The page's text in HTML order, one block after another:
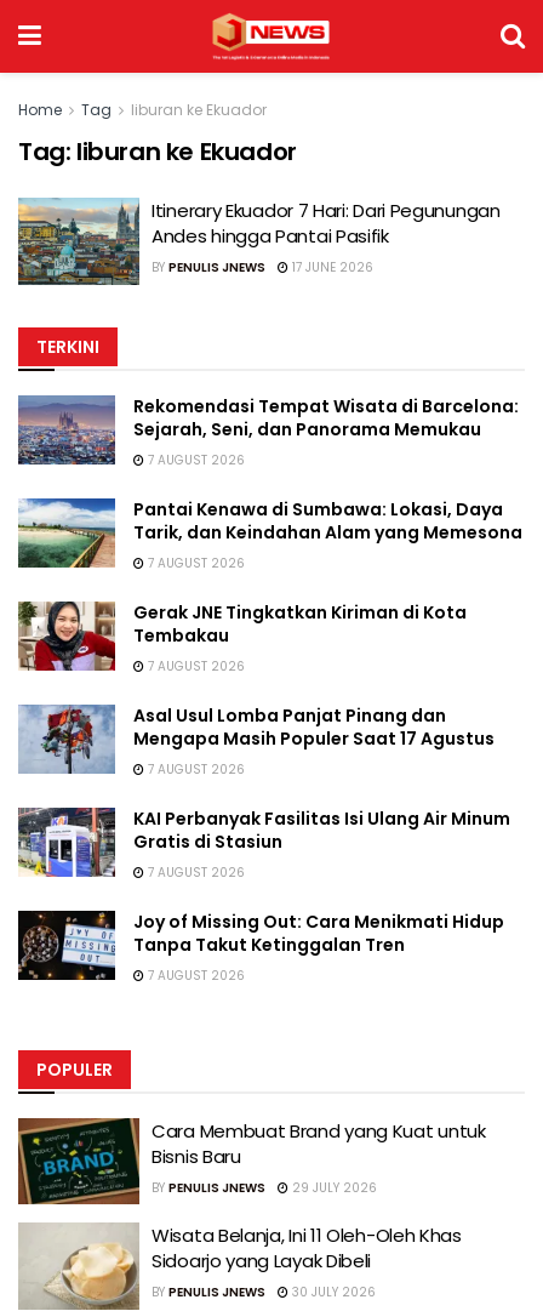
Home Tag liburan ke Ekuador
Tag: liburan ke Ekuador
Itinerary Ekuador 7 Hari: Dari Pegunungan
Andes hingga Pantai Pasifik
BY PENULIS JNEWS 17 JUNE 2026
TERKINI
Rekomendasi Tempat Wisata di Barcelona:
Sejarah, Seni, dan Panorama Memukau
7 AUGUST 2026
Pantai Kenawa di Sumbawa: Lokasi, Daya
Tarik, dan Keindahan Alam yang Memesona
7 AUGUST 2026
Gerak JNE Tingkatkan Kiriman di Kota
Tembakau
7 AUGUST 2026
Asal Usul Lomba Panjat Pinang dan
Mengapa Masih Populer Saat 17 Agustus
7 AUGUST 2026
KAI Perbanyak Fasilitas Isi Ulang Air Minum
Gratis di Stasiun
7 AUGUST 2026
Joy of Missing Out: Cara Menikmati Hidup
Tanpa Takut Ketinggalan Tren
7 AUGUST 2026
POPULER
Cara Membuat Brand yang Kuat untuk
Bisnis Baru
BY PENULIS JNEWS 29 JULY 2026
Wisata Belanja, Ini 11 Oleh-Oleh Khas
Sidoarjo yang Layak Dibeli
BY PENULIS JNEWS 30 JULY 2026